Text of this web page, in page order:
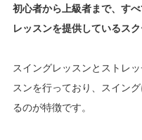
初心者から上級者まで、す
レッスンを提供しているスク
スイングレッスンとストレ
スンを行っており、スイン
るのが特徴です。